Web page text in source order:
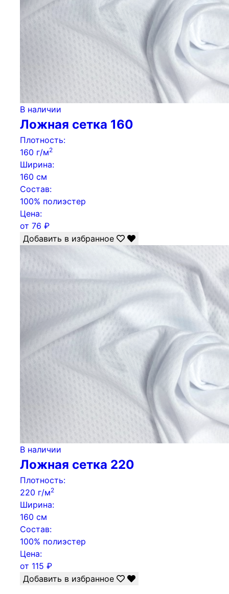
В наличии
Ложная сетка 160
Плотность:
160 г/м2
Ширина:
160 см
Состав:
100% полиэстер
Цена:
от 76 ₽
Добавить в избранное
В наличии
Ложная сетка 220
Плотность:
220 г/м2
Ширина:
160 см
Состав:
100% полиэстер
Цена:
от 115 ₽
Добавить в избранное